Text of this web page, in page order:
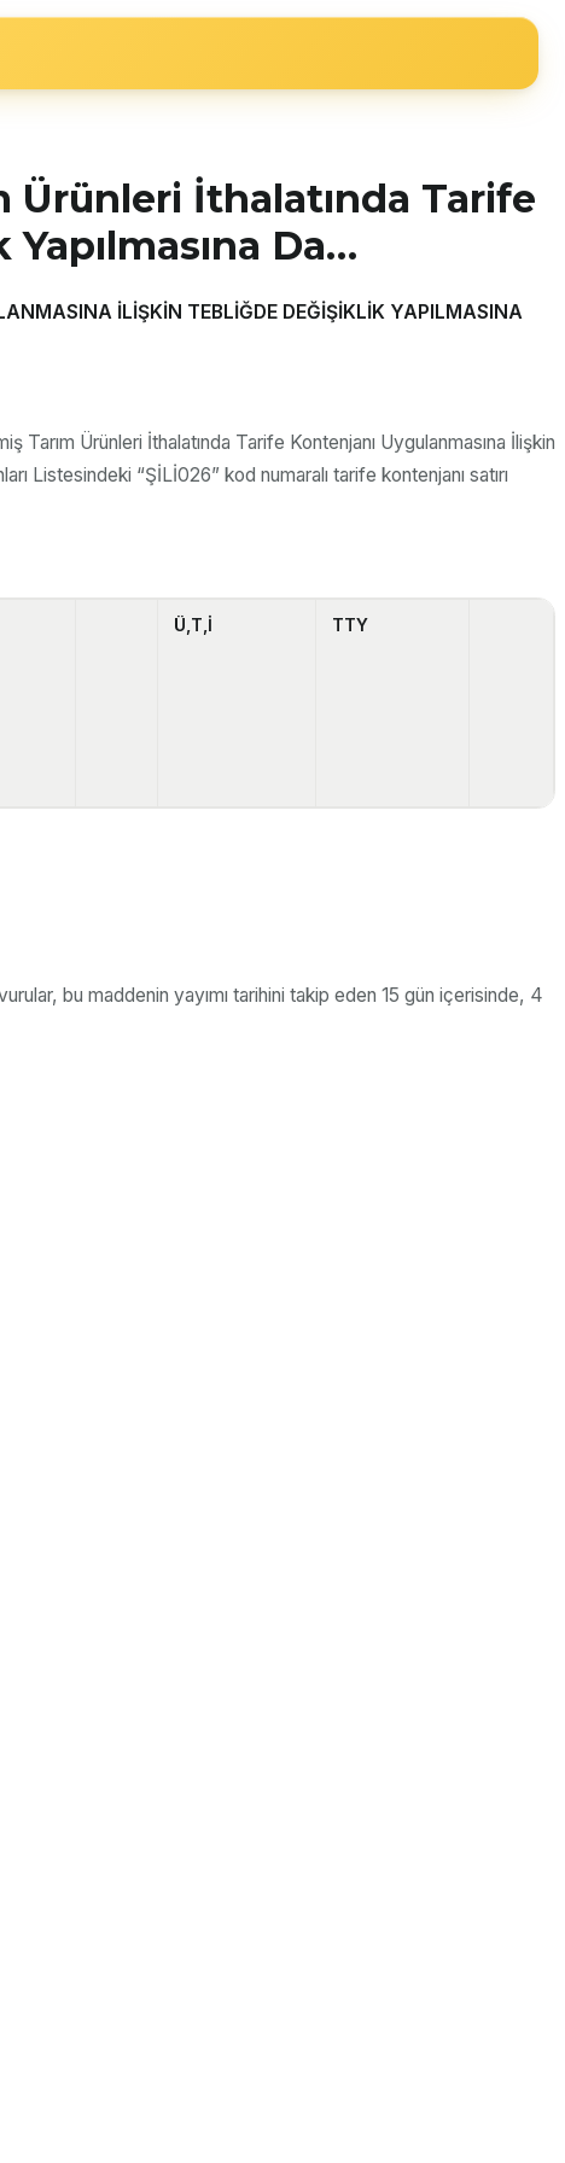
Ürünleri İthalatında Tarife
Da…
İLİŞKİN TEBLİĞDE DEĞİŞİKLİK YAPILMASINA
Ürünleri İthalatında Tarife Kontenjanı Uygulanmasına İlişkin
Listesindeki “ŞİLİ026” kod numaralı tarife kontenjanı satırı
Ü,T,İ TTY
bu maddenin yayımı tarihini takip eden 15 gün içerisinde, 4